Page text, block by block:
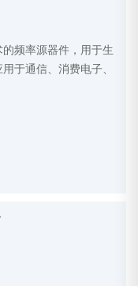
频率源器件，用于生
于通信、消费电子、